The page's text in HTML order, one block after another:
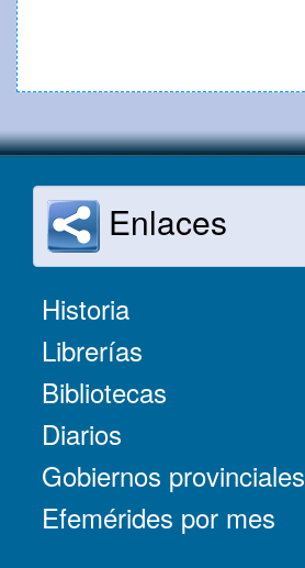
Enlaces
Historia
Librerías
Bibliotecas
Diarios
Gobiernos provinciales
Efemérides por mes